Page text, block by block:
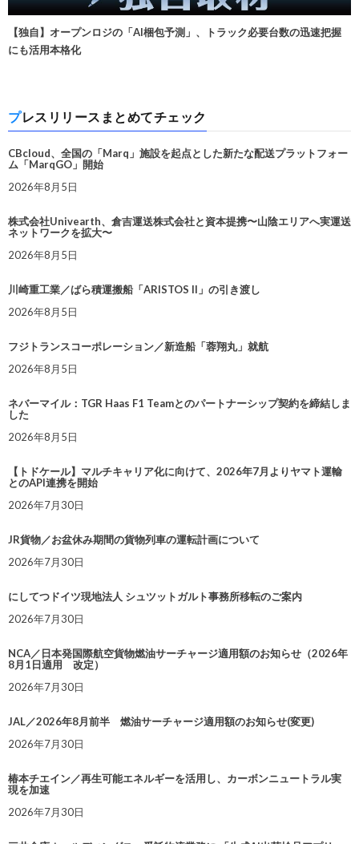
【独自】オープンロジの「AI梱包予測」、トラック必要台数の迅速把握
にも活用本格化
プレスリリースまとめてチェック
CBcloud、全国の「Marq」施設を起点とした新たな配送プラットフォー
ム「MarqGO」開始
2026年8月5日
株式会社Univearth、倉吉運送株式会社と資本提携〜山陰エリアへ実運送
ネットワークを拡大〜
2026年8月5日
川崎重工業／ばら積運搬船「ARISTOS II」の引き渡し
2026年8月5日
フジトランスコーポレーション／新造船「蓉翔丸」就航
2026年8月5日
ネバーマイル：TGR Haas F1 Teamとのパートナーシップ契約を締結しま
した
2026年8月5日
【トドケール】マルチキャリア化に向けて、2026年7月よりヤマト運輸
とのAPI連携を開始
2026年7月30日
JR貨物／お盆休み期間の貨物列車の運転計画について
2026年7月30日
にしてつドイツ現地法人 シュツットガルト事務所移転のご案内
2026年7月30日
NCA／日本発国際航空貨物燃油サーチャージ適用額のお知らせ（2026年
8月1日適用 改定）
2026年7月30日
JAL／2026年8月前半 燃油サーチャージ適用額のお知らせ(変更)
2026年7月30日
椿本チエイン／再生可能エネルギーを活用し、カーボンニュートラル実
現を加速
2026年7月30日